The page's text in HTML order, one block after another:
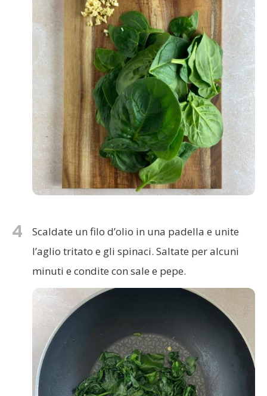
4
Scaldate un filo d’olio in una padella e unite
l’aglio tritato e gli spinaci. Saltate per alcuni
minuti e condite con sale e pepe.